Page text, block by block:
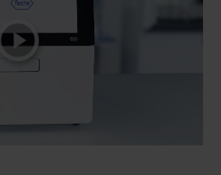
playicon